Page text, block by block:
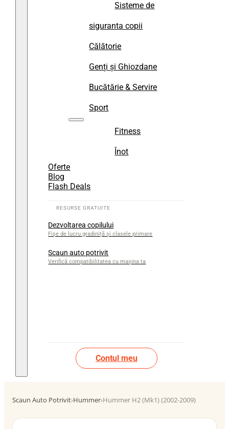
Sisteme de
siguranta copii
Călătorie
Genți și Ghiozdane
Bucătărie & Servire
Sport
Fitness
Înot
Oferte
Blog
Flash Deals
Dezvoltarea copilului
Fișe de lucru gradiniță și clasele primare
Scaun auto potrivit
Verifică compatibilitatea cu mașina ta
Contul meu
Scaun Auto Potrivit›Hummer›Hummer H2 (Mk1) (2002-2009)